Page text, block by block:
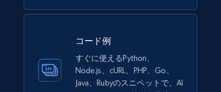
price, Currency, Stock, and more.
988+ 160+ 今すぐ購入
コード例
すぐに使えるPython、
Node.js、cURL、PHP、Go、
Java、Rubyのスニペットで、AI